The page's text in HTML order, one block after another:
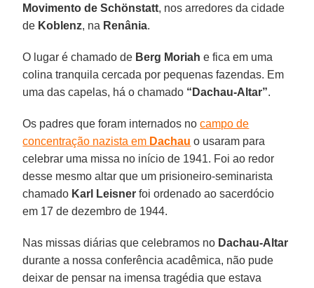
Movimento de Schönstatt, nos arredores da cidade
de Koblenz, na Renânia.
O lugar é chamado de Berg Moriah e fica em uma
colina tranquila cercada por pequenas fazendas. Em
uma das capelas, há o chamado “Dachau-Altar”.
Os padres que foram internados nocampo de
concentração nazista em Dachau o usaram para
celebrar uma missa no início de 1941. Foi ao redor
desse mesmo altar que um prisioneiro-seminarista
chamado Karl Leisner foi ordenado ao sacerdócio
em 17 de dezembro de 1944.
Nas missas diárias que celebramos no Dachau-Altar
durante a nossa conferência acadêmica, não pude
deixar de pensar na imensa tragédia que estava